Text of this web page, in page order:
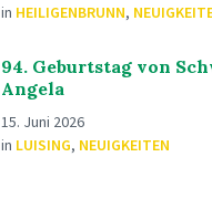
in HEILIGENBRUNN,
94. Geburtstag von
Angela
15. Juni 2026
in LUISING, NEUIGKEITEN